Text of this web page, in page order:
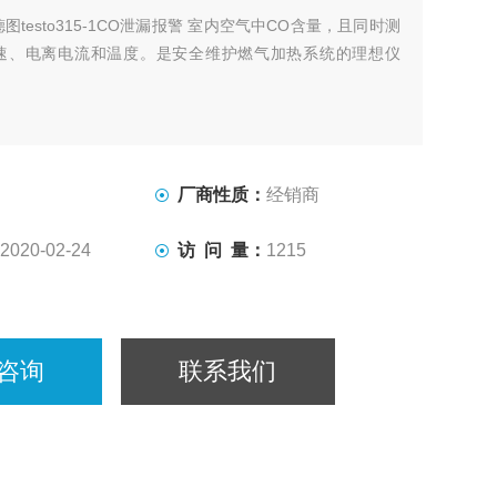
图testo315-1CO泄漏报警 室内空气中CO含量，且同时测
、电离电流和温度。是安全维护燃气加热系统的理想仪
厂商性质：经销商
2020-02-24 访 问 量： 1215
询 联系我们